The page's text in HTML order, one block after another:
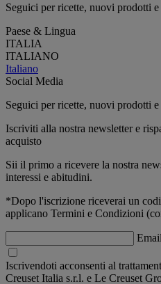
Seguici per ricette, nuovi prodotti
Paese & Lingua
ITALIA
ITALIANO
Italiano
Social Media
Seguici per ricette, nuovi prodotti
Iscriviti alla nostra newsletter e
acquisto
Sii il primo a ricevere la nostra
interessi e abitudini.
*Dopo l'iscrizione riceverai un
applicano Termini e Condizioni
Email
Iscrivendoti acconsenti al
Creuset Italia s.r.l. e Le Creuset